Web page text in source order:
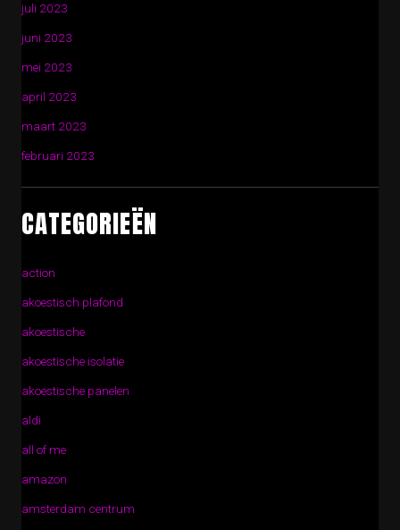
juli 2023
juni 2023
mei 2023
april 2023
maart 2023
februari 2023
CATEGORIEËN
action
akoestisch plafond
akoestische
akoestische isolatie
akoestische panelen
aldi
all of me
amazon
amsterdam centrum